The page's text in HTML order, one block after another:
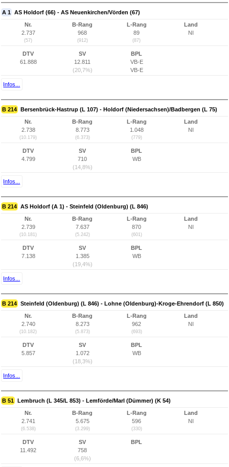
A 1 AS Holdorf (66) - AS Neuenkirchen/Vörden (67)
Nr.
2.737
(57)
B-Rang
968
(912)
L-Rang
89
(87)
Land
NI
DTV
61.888
SV
12.811
(20,7%)
BPL
VB-E
VB-E
Infos...
B 214 Bersenbrück-Hastrup (L 107) - Holdorf (Niedersachsen)/Badbergen (L 75)
Nr.
2.738
(10.179)
B-Rang
8.773
(6.373)
L-Rang
1.048
(779)
Land
NI
DTV
4.799
SV
710
(14,8%)
BPL
WB
Infos...
B 214 AS Holdorf (A 1) - Steinfeld (Oldenburg) (L 846)
Nr.
2.739
(10.181)
B-Rang
7.637
(5.242)
L-Rang
870
(601)
Land
NI
DTV
7.138
SV
1.385
(19,4%)
BPL
WB
Infos...
B 214 Steinfeld (Oldenburg) (L 846) - Lohne (Oldenburg)-Kroge-Ehrendorf (L 850)
Nr.
2.740
(10.182)
B-Rang
8.273
(5.873)
L-Rang
962
(693)
Land
NI
DTV
5.857
SV
1.072
(18,3%)
BPL
WB
Infos...
B 51 Lembruch (L 345/L 853) - Lemförde/Marl (Dümmer) (K 54)
Nr.
2.741
(6.538)
B-Rang
5.675
(3.299)
L-Rang
596
(330)
Land
NI
DTV
11.492
SV
758
(6,6%)
BPL